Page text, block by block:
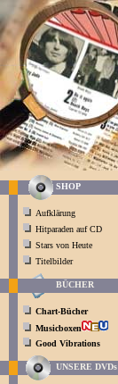
SHOP
Aufklärung
Hitparaden auf CD
Stars von Heute
Titelbilder
BÜCHER
Chart-Bücher
Musicboxen
Good Vibrations
UNSERE DVDs